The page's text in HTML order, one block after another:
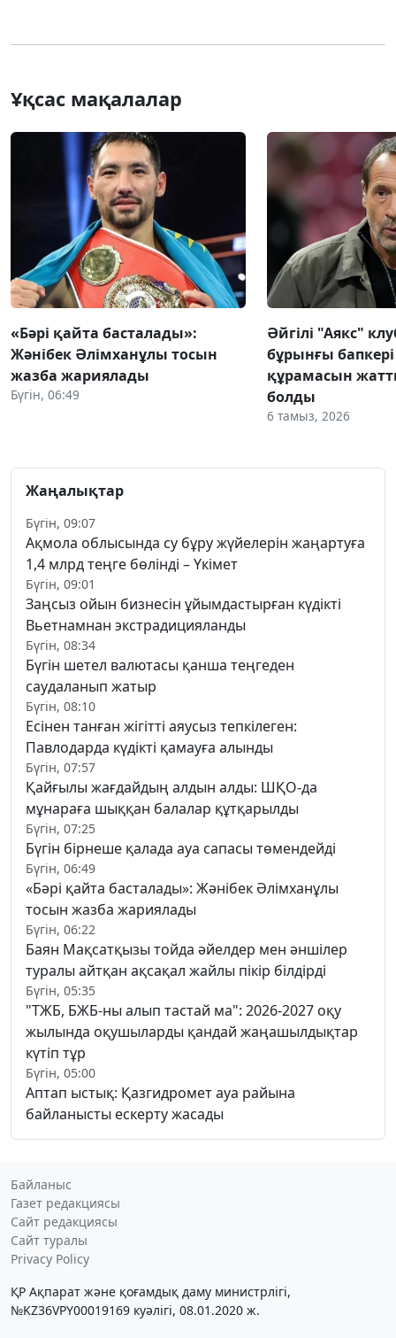
Ұқсас мақалалар
«Бәрі қайта басталады»:
Жәнібек Әлімханұлы тосын
жазба жариялады
Бүгін, 06:49
Әйгілі "Аякс"
бұрынғы
құрамасын
болды
6 тамыз, 2026
Жаңалықтар
Бүгін, 09:07
Ақмола облысында су бұру жүйелерін жаңартуға
1,4 млрд теңге бөлінді – Үкімет
Бүгін, 09:01
Заңсыз ойын бизнесін ұйымдастырған күдікті
Вьетнамнан экстрадицияланды
Бүгін, 08:34
Бүгін шетел валютасы қанша теңгеден
саудаланып жатыр
Бүгін, 08:10
Есінен танған жігітті аяусыз тепкілеген:
Павлодарда күдікті қамауға алынды
Бүгін, 07:57
Қайғылы жағдайдың алдын алды: ШҚО-да
мұнараға шыққан балалар құтқарылды
Бүгін, 07:25
Бүгін бірнеше қалада ауа сапасы төмендейді
Бүгін, 06:49
«Бәрі қайта басталады»: Жәнібек Әлімханұлы
тосын жазба жариялады
Бүгін, 06:22
Баян Мақсатқызы тойда әйелдер мен әншілер
туралы айтқан ақсақал жайлы пікір білдірді
Бүгін, 05:35
"ТЖБ, БЖБ-ны алып тастай ма": 2026-2027 оқу
жылында оқушыларды қандай жаңашылдықтар
күтіп тұр
Бүгін, 05:00
Аптап ыстық: Қазгидромет ауа райына
байланысты ескерту жасады
Байланыс
Газет редакциясы
Сайт редакциясы
Сайт туралы
Privacy Policy
ҚР Ақпарат және қоғамдық даму министрлігі,
№KZ36VPY00019169 куәлігі, 08.01.2020 ж.